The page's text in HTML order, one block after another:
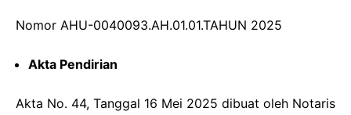
Nomor AHU-0040093.AH.01.01.TAHUN 2025
Akta Pendirian
Akta No. 44, Tanggal 16 Mei 2025 dibuat oleh Notaris